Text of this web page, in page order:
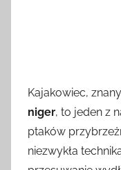
Kajakowiec,
niger, to jeden z
ptaków
niezwykła